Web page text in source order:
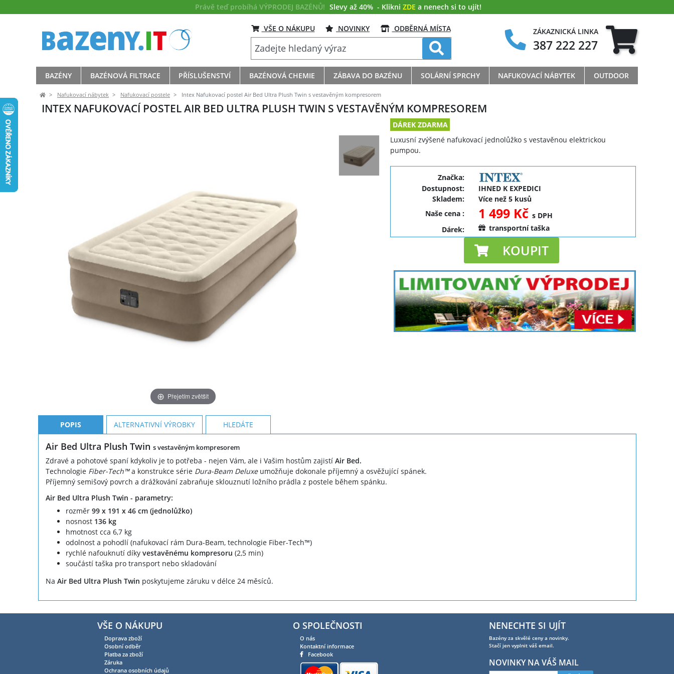
Právě teď probíhá VÝPRODEJ BAZÉNŮ! Slevy až 40% - Klikni ZDE a nenech si to ujít!
VŠE O NÁKUPU NOVINKY ODBĚRNÁ MÍSTA ZÁKAZNICKÁ LINKA
387 222 227
BAZÉNY BAZÉNOVÁ FILTRACE PŘÍSLUŠENSTVÍ BAZÉNOVÁ CHEMIE ZÁBAVA DO BAZÉNU SOLÁRNÍ SPRCHY NAFUKOVACÍ NÁBYTEK OUTDOOR
Nafukovací nábytek Nafukovací postele Intex Nafukovací postel Air Bed Ultra Plush Twin s vestavěným kompresorem
INTEX NAFUKOVACÍ POSTEL AIR BED ULTRA PLUSH TWIN S VESTAVĚNÝM KOMPRESOREM
Přejetím zvětšit
DÁREK ZDARMA
Luxusní zvýšené nafukovací jednolůžko s vestavěnou elektrickou
pumpou.
Značka:
Dostupnost:
IHNED K EXPEDICI
Skladem:
Více než 5 kusů
Naše cena: 1 499 Kčs DPH
Dárek:
transportní taška
KOUPIT
POPIS ALTERNATIVNÍ VÝROBKY HLEDÁTE
Air Bed Ultra Plush Twin s vestavěným kompresorem
Zdravé a pohotové spaní kdykoliv je to potřeba - nejen Vám, ale i Vašim hostům zajistí Air Bed.
Technologie Fiber-Tech™a konstrukce série Dura-Beam Deluxe umožňuje dokonale příjemný a osvěžující spánek.
Příjemný semišový povrch a drážkování zabraňuje sklouznutí ložního prádla z postele během spánku.
Air Bed Ultra Plush Twin - parametry:
rozměr 99 x 191 x 46 cm (jednolůžko)
nosnost 136 kg
hmotnost cca 6,7 kg
odolnost a pohodlí (nafukovací rám Dura-Beam, technologie Fiber-Tech™)
rychlé nafouknutí díky vestavěnému kompresoru (2,5 min)
součástí taška pro transport nebo skladování
Na Air Bed Ultra Plush Twin poskytujeme záruku v délce 24 měsíců.
VŠE O NÁKUPU
Doprava zboží
Osobní odběr
Platba za zboží
Záruka
Ochrana osobních údajů
O SPOLEČNOSTI
O nás
Kontaktní informace
Facebook
NENECHTE SI UJÍT
Bazény za skvělé ceny a novinky.
Stačí jen vyplnit váš email.
NOVINKY NA VÁŠ MAIL